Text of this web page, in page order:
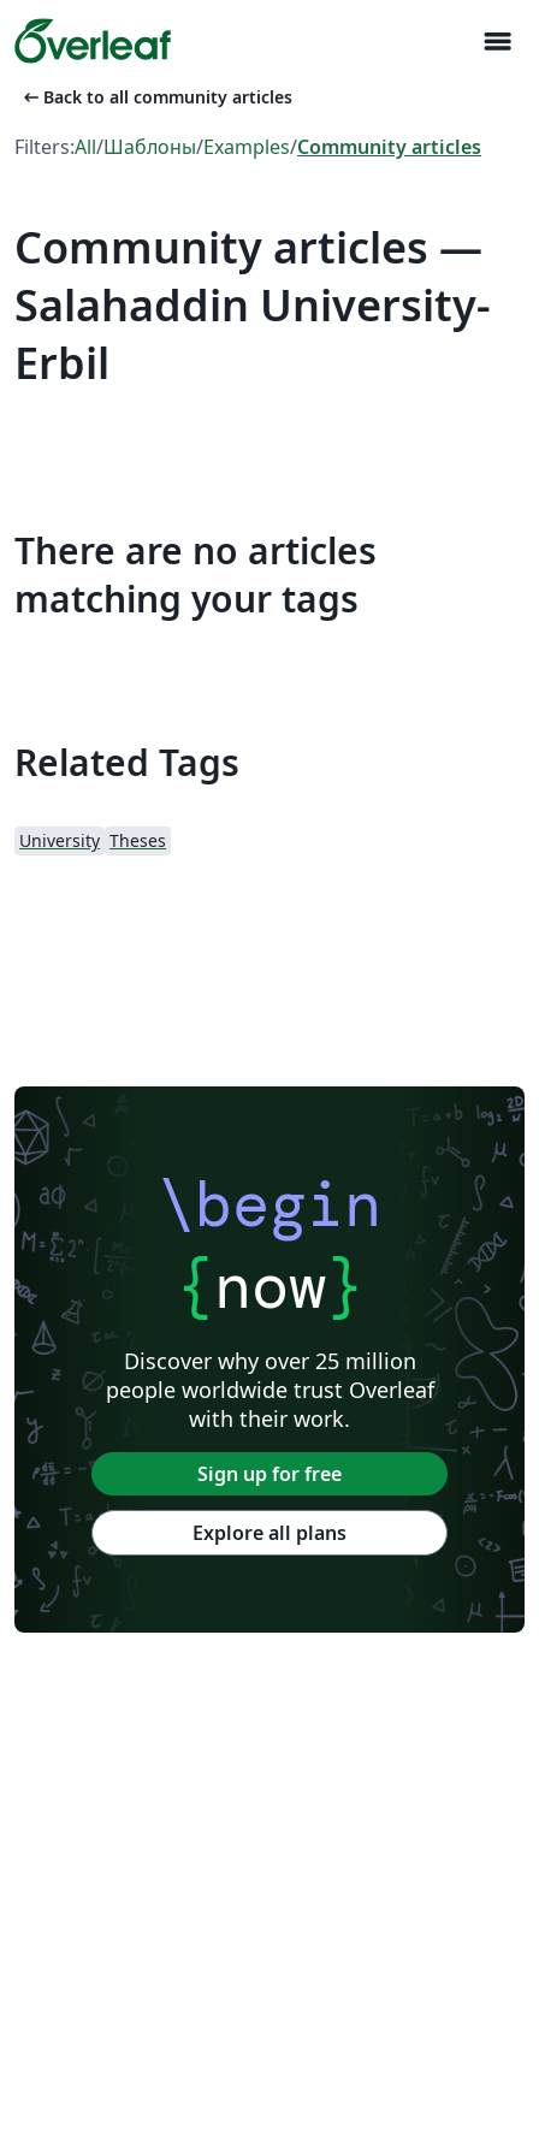
menu
arrow_left_alt Back to all community articles
Filters:All/Шаблоны/Examples/Community articles
Community articles —
Salahaddin University-
Erbil
There are no articles
matching your tags
Related Tags
University Theses
\begin
{now}
Discover why over 25 million
people worldwide trust Overleaf
with their work.
Sign up for free
Explore all plans